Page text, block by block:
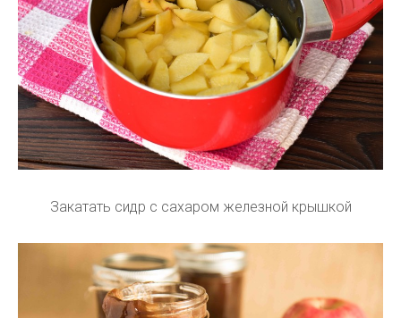
Закатать сидр с сахаром железной крышкой